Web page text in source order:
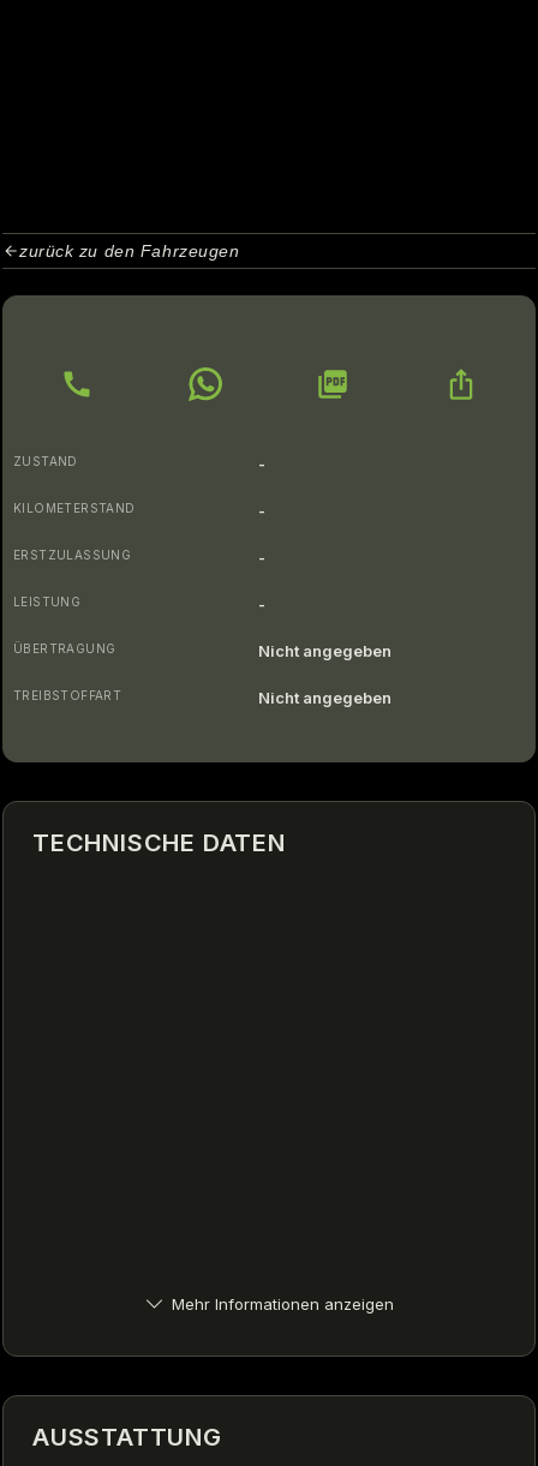
zurück zu den Fahrzeugen
ZUSTAND -
KILOMETERSTAND -
ERSTZULASSUNG -
LEISTUNG -
ÜBERTRAGUNG Nicht angegeben
TREIBSTOFFART Nicht angegeben
TECHNISCHE DATEN
Mehr Informationen anzeigen
AUSSTATTUNG